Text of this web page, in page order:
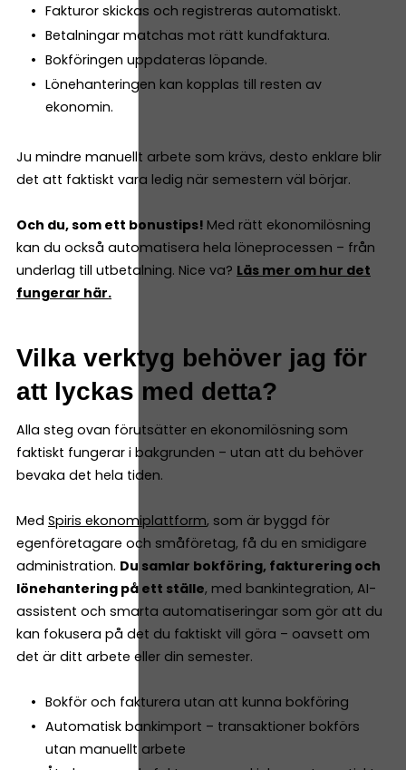
Fakturor skickas och registreras automatiskt.
Betalningar matchas mot rätt kundfaktura.
Bokföringen uppdateras löpande.
Lönehanteringen kan kopplas till resten av
ekonomin.
Ju mindre manuellt arbete som krävs, desto enklare blir
det att faktiskt vara ledig när semestern väl börjar.
Och du, som ett bonustips! Med rätt ekonomilösning
kan du också automatisera hela löneprocessen – från
underlag till utbetalning. Nice va? Läs mer om hur det
fungerar här.
Vilka verktyg behöver jag för
att lyckas med detta?
Alla steg ovan förutsätter en ekonomilösning som
faktiskt fungerar i bakgrunden – utan att du behöver
bevaka det hela tiden.
Med Spiris ekonomiplattform, som är byggd för
egenföretagare och småföretag, få du en smidigare
administration. Du samlar bokföring, fakturering och
lönehantering på ett ställe, med bankintegration, AI-
assistent och smarta automatiseringar som gör att du
kan fokusera på det du faktiskt vill göra – oavsett om
det är ditt arbete eller din semester.
Bokför och fakturera utan att kunna bokföring
Automatisk bankimport – transaktioner bokförs
utan manuellt arbete